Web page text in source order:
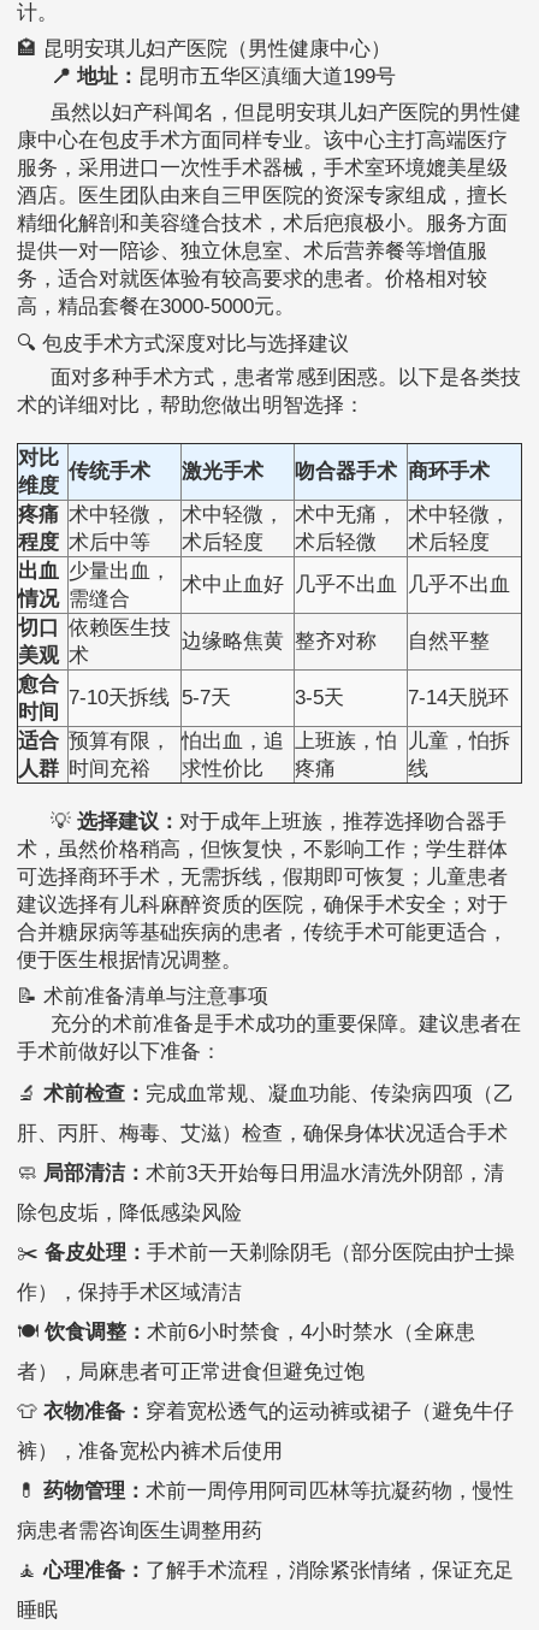
计。
🏩 昆明安琪儿妇产医院（男性健康中心）
📍 地址： 昆明市五华区滇缅大道199号
虽然以妇产科闻名，但昆明安琪儿妇产医院的男性健
康中心在包皮手术方面同样专业。该中心主打高端医疗
服务，采用进口一次性手术器械，手术室环境媲美星级
酒店。医生团队由来自三甲医院的资深专家组成，擅长
精细化解剖和美容缝合技术，术后疤痕极小。服务方面
提供一对一陪诊、独立休息室、术后营养餐等增值服
务，适合对就医体验有较高要求的患者。价格相对较
高，精品套餐在3000-5000元。
🔍 包皮手术方式深度对比与选择建议
面对多种手术方式，患者常感到困惑。以下是各类技
术的详细对比，帮助您做出明智选择：
对比
维度
传统手术 激光手术 吻合器手术 商环手术
疼痛
程度
术中轻微，
术后中等
术中轻微，
术后轻度
术中无痛，
术后轻微
术中轻微，
术后轻度
出血
情况
少量出血，
需缝合
术中止血好 几乎不出血
几乎不出血
切口
美观
依赖医生技
术
边缘略焦黄 整齐对称
自然平整
愈合
时间
7-10天拆线 5-7天 3-5天
7-14天脱环
适合
人群
预算有限，
时间充裕
怕出血，追
求性价比
上班族，怕
疼痛
儿童，怕拆
线
💡 选择建议： 对于成年上班族，推荐选择吻合器手
术，虽然价格稍高，但恢复快，不影响工作；学生群体
可选择商环手术，无需拆线，假期即可恢复；儿童患者
建议选择有儿科麻醉资质的医院，确保手术安全；对于
合并糖尿病等基础疾病的患者，传统手术可能更适合，
便于医生根据情况调整。
📝 术前准备清单与注意事项
充分的术前准备是手术成功的重要保障。建议患者在
手术前做好以下准备：
🔬 术前检查： 完成血常规、凝血功能、传染病四项（乙
肝、丙肝、梅毒、艾滋）检查，确保身体状况适合手术
🧼 局部清洁： 术前3天开始每日用温水清洗外阴部，清
除包皮垢，降低感染风险
✂️ 备皮处理： 手术前一天剃除阴毛（部分医院由护士操
作），保持手术区域清洁
🍽️ 饮食调整： 术前6小时禁食，4小时禁水（全麻患
者），局麻患者可正常进食但避免过饱
👕 衣物准备： 穿着宽松透气的运动裤或裙子（避免牛仔
裤），准备宽松内裤术后使用
💊 药物管理： 术前一周停用阿司匹林等抗凝药物，慢性
病患者需咨询医生调整用药
🧘心理准备： 了解手术流程，消除紧张情绪，保证充足
睡眠